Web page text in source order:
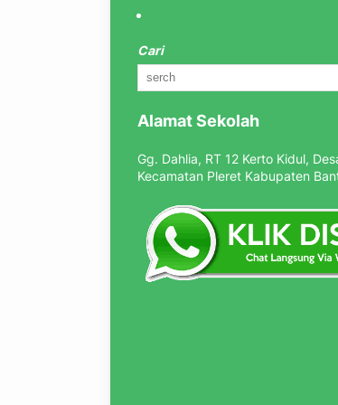
Cari
Alamat Sekolah
Gg. Dahlia, RT 12 Kerto Kidul,
Kecamatan Pleret Kabupaten